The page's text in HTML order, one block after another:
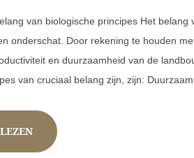
van biologische principes Het
onderschat. Door rekening te houden
en duurzaamheid van de
van cruciaal belang zijn, zijn:
LEZEN